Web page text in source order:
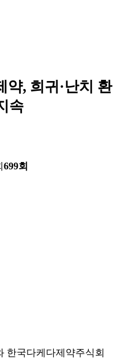
약, 희귀·난치 환
속
699회
한국다케다제약주식회